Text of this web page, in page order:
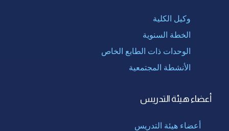
وكيل الكلية
الخطة السنوية
الوحدات ذات الطابع الخاص
الأنشطة المجتمعية
أعضاء هيئة التدريس
أعضاء هيئة التدريس